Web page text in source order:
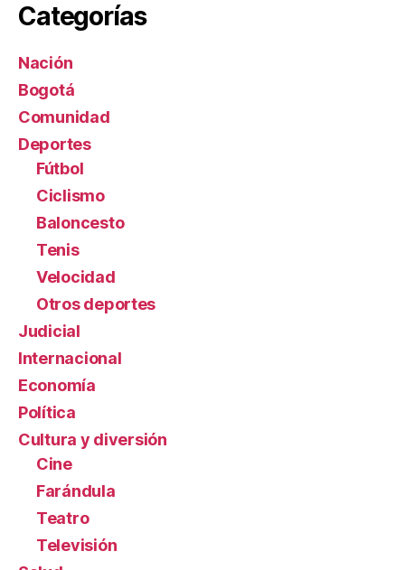
Categorías
Nación
Bogotá
Comunidad
Deportes
Fútbol
Ciclismo
Baloncesto
Tenis
Velocidad
Otros deportes
Judicial
Internacional
Economía
Política
Cultura y diversión
Cine
Farándula
Teatro
Televisión